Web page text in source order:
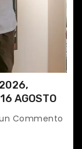
2026,
AGOSTO
Commento